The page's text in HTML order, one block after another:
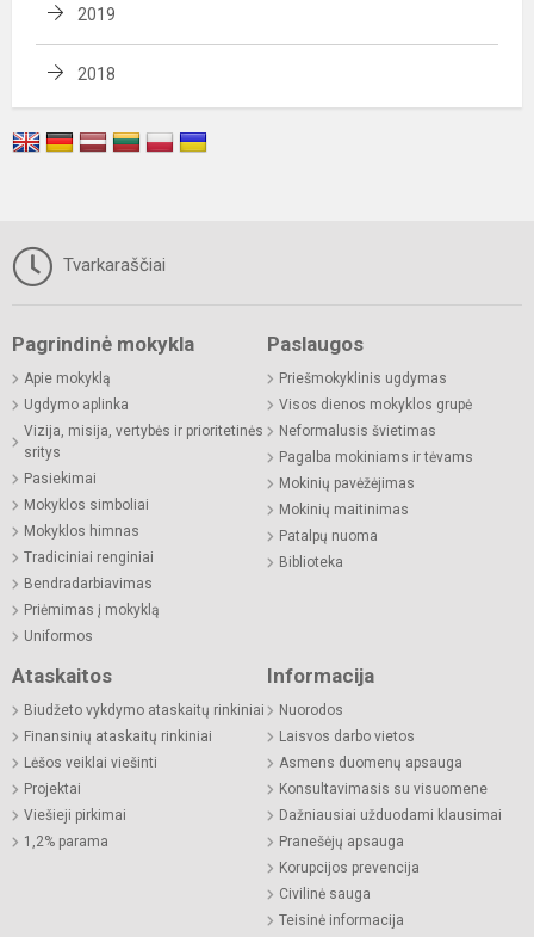
2019
2018
Tvarkaraščiai
Pagrindinė mokykla
Apie mokyklą
Ugdymo aplinka
Vizija, misija, vertybės ir prioritetinės
sritys
Pasiekimai
Mokyklos simboliai
Mokyklos himnas
Tradiciniai renginiai
Bendradarbiavimas
Priėmimas į mokyklą
Uniformos
Paslaugos
Priešmokyklinis ugdymas
Visos dienos mokyklos grupė
Neformalusis švietimas
Pagalba mokiniams ir tėvams
Mokinių pavėžėjimas
Mokinių maitinimas
Patalpų nuoma
Biblioteka
Ataskaitos
Biudžeto vykdymo ataskaitų rinkiniai
Finansinių ataskaitų rinkiniai
Lėšos veiklai viešinti
Projektai
Viešieji pirkimai
1,2% parama
Informacija
Nuorodos
Laisvos darbo vietos
Asmens duomenų apsauga
Konsultavimasis su visuomene
Dažniausiai užduodami klausimai
Pranešėjų apsauga
Korupcijos prevencija
Civilinė sauga
Teisinė informacija